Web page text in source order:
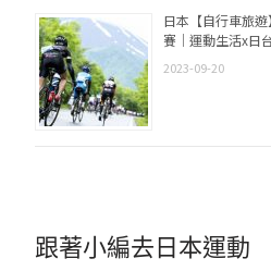
日本【自行車旅
賽｜運動生活x日
2023-09-20
跟著小編去日本運動